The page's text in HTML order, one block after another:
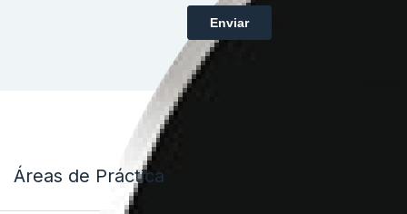
Áreas de Práctica